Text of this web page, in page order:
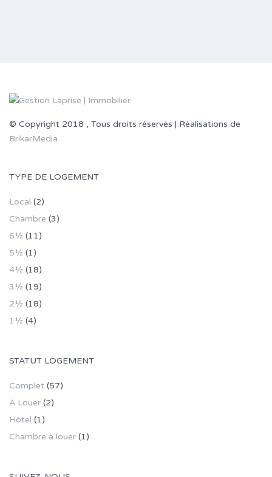
© Copyright 2018 , Tous droits réservés | Réalisations de
BrikarMedia
TYPE DE LOGEMENT
Local (2)
Chambre (3)
6½ (11)
5½ (1)
4½ (18)
3½ (19)
2½ (18)
1½ (4)
STATUT LOGEMENT
Complet (57)
À Louer (2)
Hôtel (1)
Chambre à louer (1)